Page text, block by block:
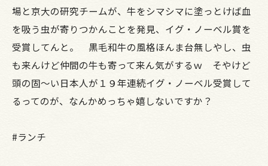
場と京大の研究チームが、牛をシマシマに塗っとけば血
を吸う虫が寄りつかんことを発見、イグ・ノーベル賞を
受賞してんと。 黒毛和牛の風格ほんま台無しやし、虫
も来んけど仲間の牛も寄って来ん気がするｗ そやけど
頭の固～い日本人が１９年連続イグ・ノーベル受賞して
るってのが、なんかめっちゃ嬉しないですか？
#ランチ